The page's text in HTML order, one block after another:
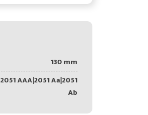
130 mm
2051 AAA|2051 Aa|2051
Ab